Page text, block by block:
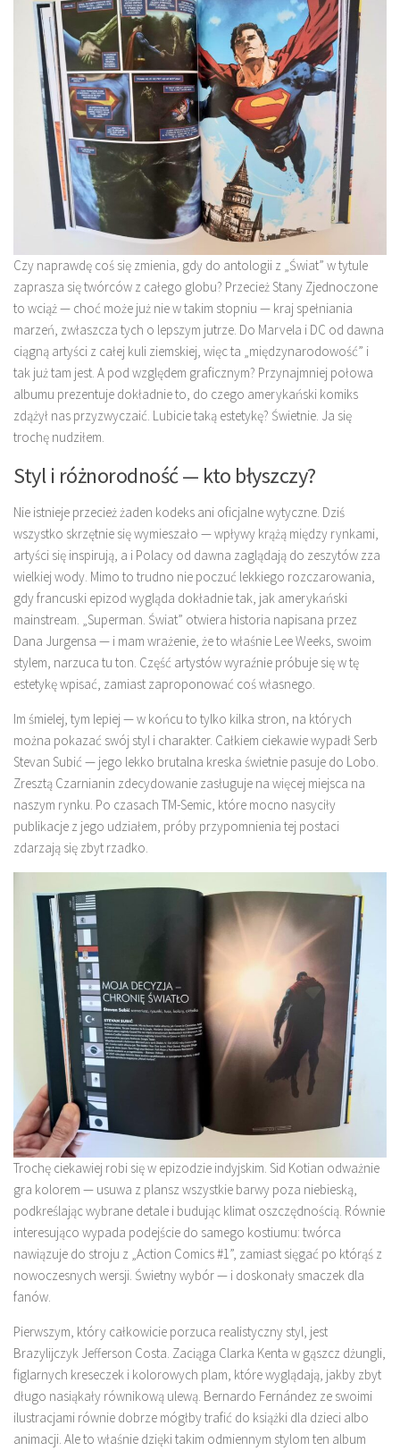
Czy naprawdę coś się zmienia, gdy do antologii z „Świat” w tytule
zaprasza się twórców z całego globu? Przecież Stany Zjednoczone
to wciąż — choć może już nie w takim stopniu — kraj spełniania
marzeń, zwłaszcza tych o lepszym jutrze. Do Marvela i DC od dawna
ciągną artyści z całej kuli ziemskiej, więc ta „międzynarodowość” i
tak już tam jest. A pod względem graficznym? Przynajmniej połowa
albumu prezentuje dokładnie to, do czego amerykański komiks
zdążył nas przyzwyczaić. Lubicie taką estetykę? Świetnie. Ja się
trochę nudziłem.
Styl i różnorodność — kto błyszczy?
Nie istnieje przecież żaden kodeks ani oficjalne wytyczne. Dziś
wszystko skrzętnie się wymieszało — wpływy krążą między rynkami,
artyści się inspirują, a i Polacy od dawna zaglądają do zeszytów zza
wielkiej wody. Mimo to trudno nie poczuć lekkiego rozczarowania,
gdy francuski epizod wygląda dokładnie tak, jak amerykański
mainstream. „Superman. Świat” otwiera historia napisana przez
Dana Jurgensa — i mam wrażenie, że to właśnie Lee Weeks, swoim
stylem, narzuca tu ton. Część artystów wyraźnie próbuje się w tę
estetykę wpisać, zamiast zaproponować coś własnego.
Im śmielej, tym lepiej — w końcu to tylko kilka stron, na których
można pokazać swój styl i charakter. Całkiem ciekawie wypadł Serb
Stevan Subić — jego lekko brutalna kreska świetnie pasuje do Lobo.
Zresztą Czarnianin zdecydowanie zasługuje na więcej miejsca na
naszym rynku. Po czasach TM-Semic, które mocno nasyciły
publikacje z jego udziałem, próby przypomnienia tej postaci
zdarzają się zbyt rzadko.
Trochę ciekawiej robi się w epizodzie indyjskim. Sid Kotian odważnie
gra kolorem — usuwa z plansz wszystkie barwy poza niebieską,
podkreślając wybrane detale i budując klimat oszczędnością. Równie
interesująco wypada podejście do samego kostiumu: twórca
nawiązuje do stroju z „Action Comics #1”, zamiast sięgać po którąś z
nowoczesnych wersji. Świetny wybór — i doskonały smaczek dla
fanów.
Pierwszym, który całkowicie porzuca realistyczny styl, jest
Brazylijczyk Jefferson Costa. Zaciąga Clarka Kenta w gąszcz dżungli,
figlarnych kreseczek i kolorowych plam, które wyglądają, jakby zbyt
długo nasiąkały równikową ulewą. Bernardo Fernández ze swoimi
ilustracjami równie dobrze mógłby trafić do książki dla dzieci albo
animacji. Ale to właśnie dzięki takim odmiennym stylom ten album